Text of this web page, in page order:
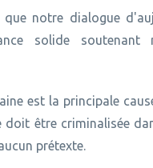
que notre dialogue
solide soutenant
est la principale
doit être criminalisée
prétexte.